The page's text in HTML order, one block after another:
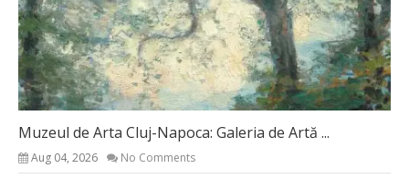
Muzeul de Arta Cluj-Napoca: Galeria de Artă ...
Aug 04, 2026 No Comments